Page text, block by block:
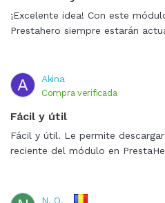
¡Excelente idea! Con este
Prestahero siempre estarán
A Akina
Compra verificada
Fácil y útil
Fácil y útil. Le permite
reciente del módulo en
N. O.